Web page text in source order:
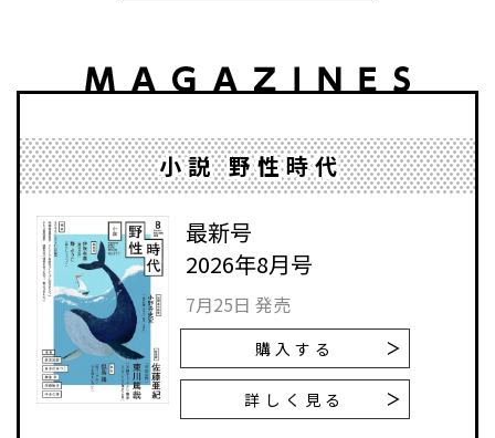
小説 野性時代
最新号
2026年8月号
7月25日 発売
購入する
詳しく見る